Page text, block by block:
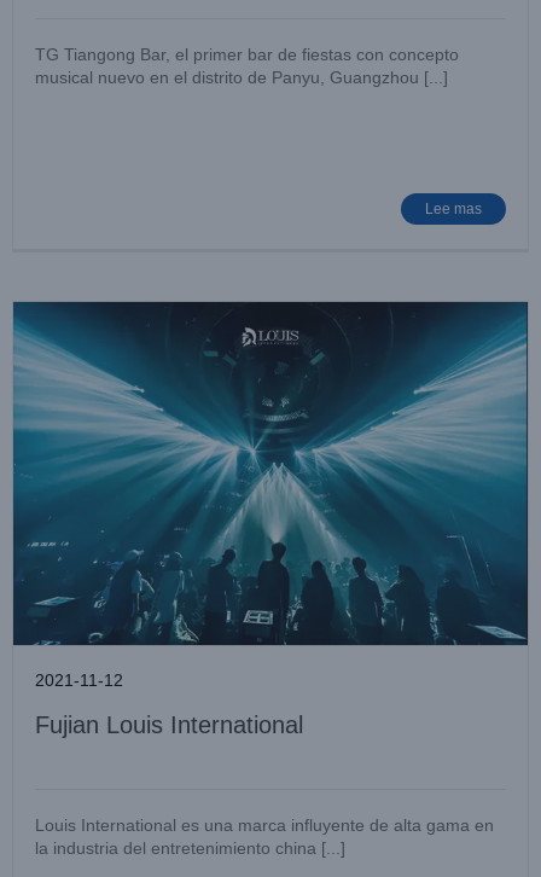
TG Tiangong Bar, el primer bar de fiestas con concepto
musical nuevo en el distrito de Panyu, Guangzhou [...]
Lee mas
2021-11-12
Fujian Louis International
Louis International es una marca influyente de alta gama en
la industria del entretenimiento china [...]